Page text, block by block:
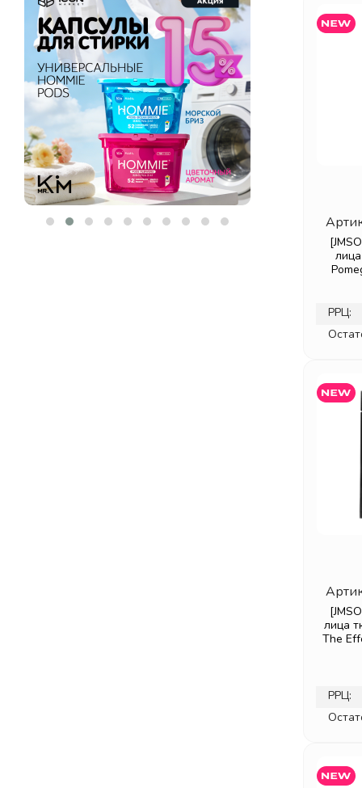
PERFECT4U (5)
PETITFEE & KOELF (15)
REVE L'ODEUR (1)
ROUND LAB (2)
ROVECTIN (1)
SHARY (1)
SOME BY MI (5)
TENZERO (1)
THINKCO (3)
VT COSMETICS (4)
YU.R
РРЦ:
лица
The
РРЦ: